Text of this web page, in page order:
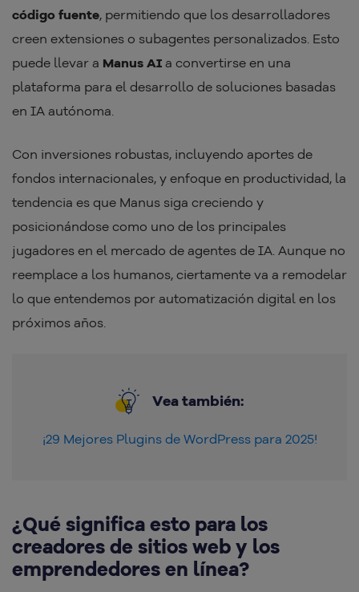
código fuente, permitiendo que los desarrolladores
creen extensiones o subagentes personalizados. Esto
puede llevar a Manus AI a convertirse en una
plataforma para el desarrollo de soluciones basadas
en IA autónoma.
Con inversiones robustas, incluyendo aportes de
fondos internacionales, y enfoque en productividad, la
tendencia es que Manus siga creciendo y
posicionándose como uno de los principales
jugadores en el mercado de agentes de IA. Aunque no
reemplace a los humanos, ciertamente va a remodelar
lo que entendemos por automatización digital en los
próximos años.
Vea también:
¡29 Mejores Plugins de WordPress para 2025!
¿Qué significa esto para los
creadores de sitios web y los
emprendedores en línea?